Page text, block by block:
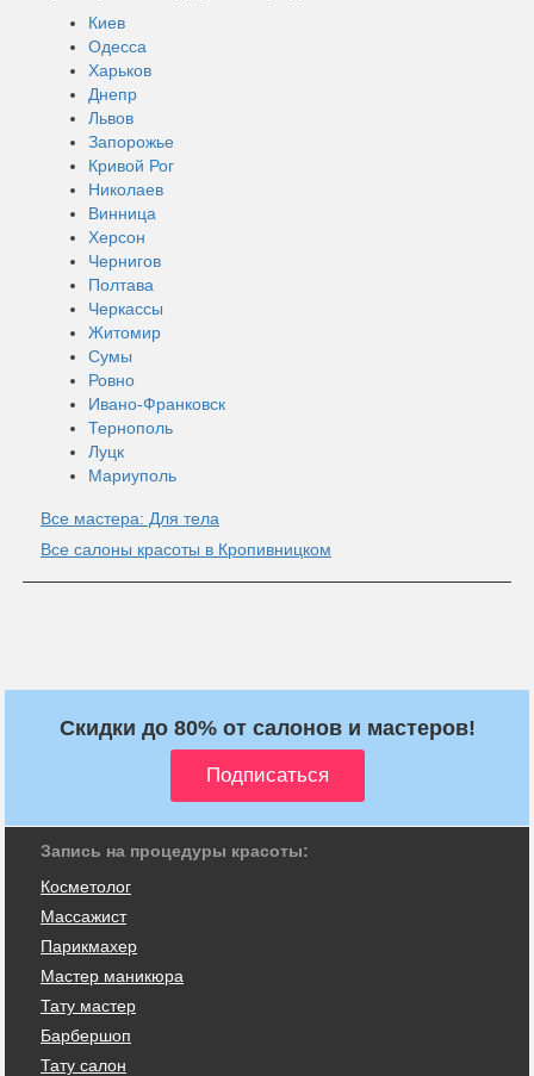
Киев
Одесса
Харьков
Днепр
Львов
Запорожье
Кривой Рог
Николаев
Винница
Херсон
Чернигов
Полтава
Черкассы
Житомир
Сумы
Ровно
Ивано-Франковск
Тернополь
Луцк
Мариуполь
Все мастера: Для тела
Все салоны красоты в Кропивницком
Скидки до 80% от салонов и мастеров!
Запись на процедуры красоты:
Косметолог
Массажист
Парикмахер
Мастер маникюра
Тату мастер
Барбершоп
Тату салон